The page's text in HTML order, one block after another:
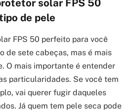
solar FPS 50
de pele
FPS 50 perfeito para você
de sete cabeças, mas é mais
O mais importante é entender
particularidades. Se você tem
vai querer fugir daqueles
Já quem tem pele seca pode